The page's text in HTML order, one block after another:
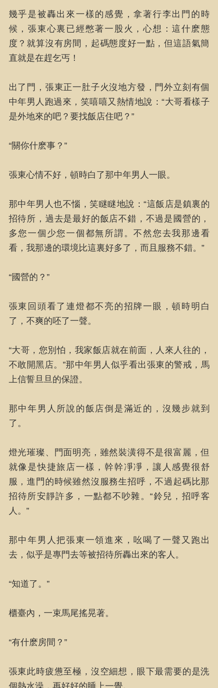
幾乎是被轟出來一樣的感覺，拿著行李出門的時
候，張東心裏已經憋著一股火，心想：這什麽態
度？就算沒有房間，起碼態度好一點，但這語氣簡
直就是在趕乞丐！
出了門，張東正一肚子火沒地方發，門外立刻有個
中年男人跑過來，笑嘻嘻又熱情地說：“大哥看樣子
是外地來的吧？要找飯店住吧？”
“關你什麽事？”
張東心情不好，頓時白了那中年男人一眼。
那中年男人也不惱，笑瞇瞇地說：“這飯店是鎮裏的
招待所，過去是最好的飯店不錯，不過是國營的，
多您一個少您一個都無所謂。不然您去我那邊看
看，我那邊的環境比這裏好多了，而且服務不錯。”
“國營的？”
張東回頭看了連燈都不亮的招牌一眼，頓時明白
了，不爽的呸了一聲。
“大哥，您別怕，我家飯店就在前面，人來人往的，
不敢開黑店。”那中年男人似乎看出張東的警戒，馬
上信誓旦旦的保證。
那中年男人所說的飯店倒是滿近的，沒幾步就到
了。
燈光璀璨、門面明亮，雖然裝潢得不是很富麗，但
就像是快捷旅店一樣，幹幹凈凈，讓人感覺很舒
服，進門的時候雖然沒服務生招呼，不過起碼比那
招待所安靜許多，一點都不吵雜。“鈴兒，招呼客
人。”
那中年男人把張東一領進來，吆喝了一聲又跑出
去，似乎是專門去等被招待所轟出來的客人。
“知道了。”
櫃臺內，一束馬尾搖晃著。
“有什麽房間？”
張東此時疲憊至極，沒空細想，眼下最需要的是洗
個熱水澡，再好好的睡上一覺。